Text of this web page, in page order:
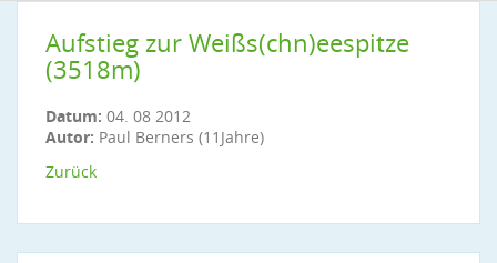
Aufstieg zur Weißs(chn)eespitze
(3518m)
Datum: 04. 08 2012
Autor: Paul Berners (11Jahre)
Zurück